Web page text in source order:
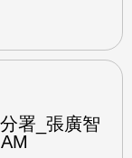
署_張廣智